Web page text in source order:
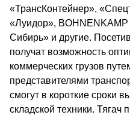
«ТрансКонтейнер»,
«Луидор»,
Сибирь» и другие.
получат возможность
коммерческих грузов
представителями
смогут в короткие сроки
складской техники. Тягач